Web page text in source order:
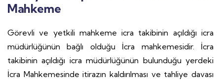
Mahkeme
Görevli ve yetkili mahkeme icra takibinin açıldığı icra
müdürlüğünün bağlı olduğu İcra mahkemesidir. İcra
takibinin açıldığı icra müdürlüğünün bulunduğu yerdeki
İcra Mahkemesinde itirazın kaldırılması ve tahliye davası